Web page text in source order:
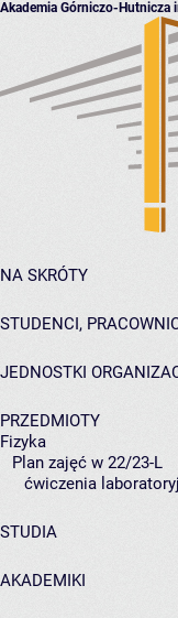
Akademia Górniczo-Hutnicza
NA SKRÓTY
STUDENCI,
JEDNOSTKI
PRZEDMIOTY
Fizyka
Plan zajęć w 22/23-L
ćwiczenia
STUDIA
AKADEMIKI